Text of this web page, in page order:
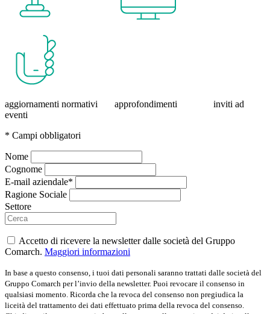
aggiornamenti normativi approfondimenti inviti ad
eventi
* Campi obbligatori
Nome
Cognome
E-mail aziendale*
Ragione Sociale
Settore
Accetto di ricevere la newsletter dalle società del Gruppo
Comarch. Maggiori informazioni
In base a questo consenso, i tuoi dati personali saranno trattati dalle società del
Gruppo Comarch per l’invio della newsletter. Puoi revocare il consenso in
qualsiasi momento. Ricorda che la revoca del consenso non pregiudica la
liceità del trattamento dei dati effettuato prima della revoca del consenso.